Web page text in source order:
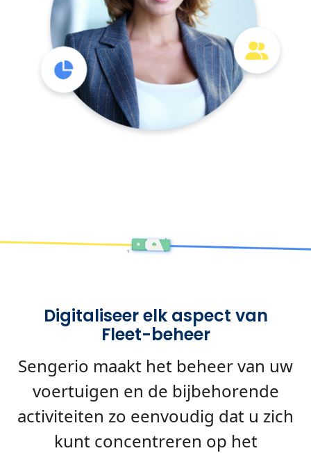
Digitaliseer elk aspect van
Fleet-beheer
Sengerio maakt het beheer van uw
voertuigen en de bijbehorende
activiteiten zo eenvoudig dat u zich
kunt concentreren op het